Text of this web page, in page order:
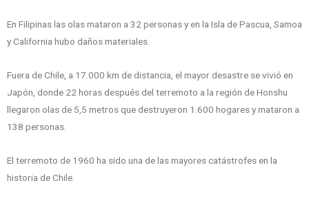
En Filipinas las olas mataron a 32 personas y en la Isla de Pascua, Samoa
y California hubo daños materiales.
Fuera de Chile, a 17.000 km de distancia, el mayor desastre se vivió en
Japón, donde 22 horas después del terremoto a la región de Honshu
llegaron olas de 5,5 metros que destruyeron 1.600 hogares y mataron a
138 personas.
El terremoto de 1960 ha sido una de las mayores catástrofes en la
historia de Chile.